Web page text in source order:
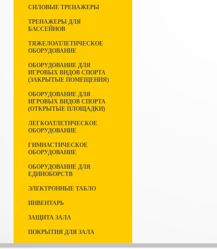
СИЛОВЫЕ ТРЕНАЖЕРЫ
ТРЕНАЖЕРЫ ДЛЯ
БАССЕЙНОВ
ТЯЖЕЛОАТЛЕТИЧЕСКОЕ
ОБОРУДОВАНИЕ
ОБОРУДОВАНИЕ ДЛЯ
ИГРОВЫХ ВИДОВ СПОРТА
(ЗАКРЫТЫЕ ПОМЕЩЕНИЯ)
ОБОРУДОВАНИЕ ДЛЯ
ИГРОВЫХ ВИДОВ СПОРТА
(ОТКРЫТЫЕ ПЛОЩАДКИ)
ЛЕГКОАТЛЕТИЧЕСКОЕ
ОБОРУДОВАНИЕ
ГИМНАСТИЧЕСКОЕ
ОБОРУДОВАНИЕ
ОБОРУДОВАНИЕ ДЛЯ
ЕДИНОБОРСТВ
ЭЛЕКТРОННЫЕ ТАБЛО
ИНВЕНТАРЬ
ЗАЩИТА ЗАЛА
ПОКРЫТИЯ ДЛЯ ЗАЛА